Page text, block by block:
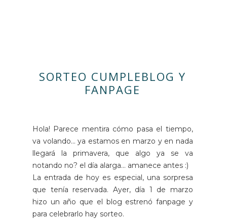
SORTEO CUMPLEBLOG Y
FANPAGE
Hola! Parece mentira cómo pasa el tiempo,
va volando... ya estamos en marzo y en nada
llegará la primavera, que algo ya se va
notando no? el día alarga... amanece antes :)
La entrada de hoy es especial, una sorpresa
que tenía reservada. Ayer, día 1 de marzo
hizo un año que el blog estrenó fanpage y
para celebrarlo hay sorteo.